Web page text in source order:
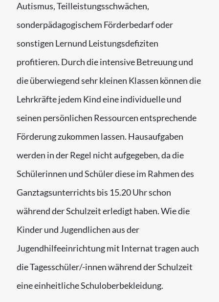
Autismus, Teilleistungsschwächen,
sonderpädagogischem Förderbedarf oder
sonstigen Lernund Leistungsdefiziten
profitieren. Durch die intensive Betreuung und
die überwiegend sehr kleinen Klassen können die
Lehrkräfte jedem Kind eine individuelle und
seinen persönlichen Ressourcen entsprechende
Förderung zukommen lassen. Hausaufgaben
werden in der Regel nicht aufgegeben, da die
Schülerinnen und Schüler diese im Rahmen des
Ganztagsunterrichts bis 15.20 Uhr schon
während der Schulzeit erledigt haben. Wie die
Kinder und Jugendlichen aus der
Jugendhilfeeinrichtung mit Internat tragen auch
die Tagesschüler/-innen während der Schulzeit
eine einheitliche Schuloberbekleidung.